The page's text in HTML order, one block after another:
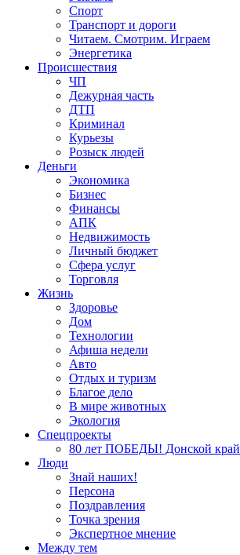
Спорт
Транспорт и дороги
Читаем. Смотрим. Играем
Энергетика
Происшествия
ЧП
Дежурная часть
ДТП
Криминал
Курьезы
Розыск людей
Деньги
Экономика
Бизнес
Финансы
АПК
Недвижимость
Личный бюджет
Сфера услуг
Торговля
Жизнь
Здоровье
Дом
Технологии
Афиша недели
Авто
Отдых и туризм
Благое дело
В мире животных
Экология
Спецпроекты
80 лет ПОБЕДЫ! Донской край
Люди
Знай наших!
Персона
Поздравления
Точка зрения
Экспертное мнение
Между тем